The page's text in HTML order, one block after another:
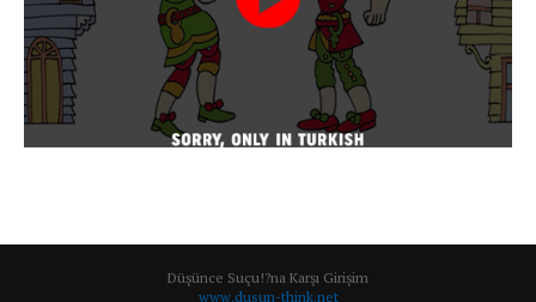
Düşünce Suçu!?na Karşı Girişim
www.dusun-think.net